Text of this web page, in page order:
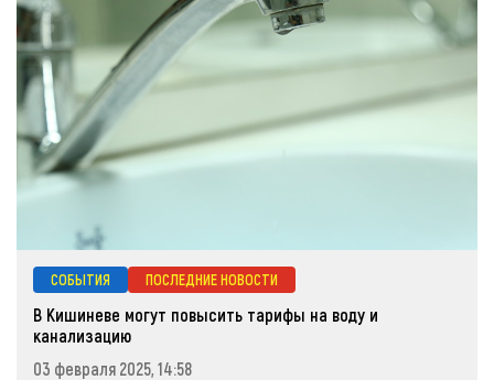
СОБЫТИЯ ПОСЛЕДНИЕ НОВОСТИ
В Кишиневе могут повысить тарифы на воду и
канализацию
03 февраля 2025, 14:58